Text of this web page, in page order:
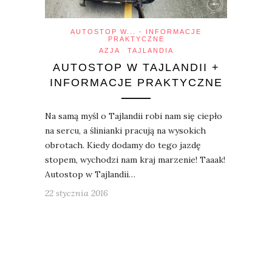
AUTOSTOP W... - INFORMACJE
PRAKTYCZNE
AZJA
TAJLANDIA
AUTOSTOP W TAJLANDII +
INFORMACJE PRAKTYCZNE
Na samą myśl o Tajlandii robi nam się ciepło
na sercu, a ślinianki pracują na wysokich
obrotach. Kiedy dodamy do tego jazdę
stopem, wychodzi nam kraj marzenie! Taaak!
Autostop w Tajlandii…
22 stycznia 2016